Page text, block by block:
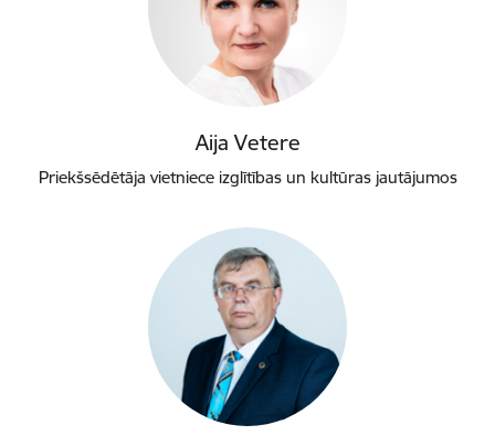
Aija Vetere
Priekšsēdētāja vietniece izglītības un kultūras jautājumos